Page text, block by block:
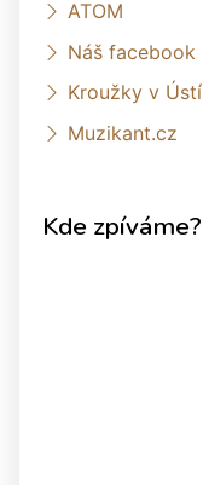
ATOM
Náš facebook
Kroužky v
Muzikant.cz
Kde zpíváme?